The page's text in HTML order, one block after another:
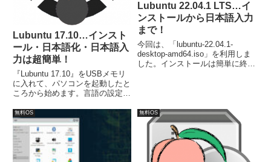
Lubuntu 17.10…インスト
ール・日本語化・日本語入
力は超簡単！
『Lubuntu 17.10』をUSBメモリ
に入れて、パソコンを起動したと
ころから始めます。言語の設定画
面で「Lubuntuをインストール」
を選択。流れに乗っていけば簡単
にインストールが完了します。ま
た、すでに日本語入力もできる状
態になっています。
Lubuntu 22.04.1 LTS…イ
ンストールから日本語入力
まで！
今回は、「lubuntu-22.04.1-
desktop-amd64.iso」を利用しま
した。インストールは簡単に終了
無料OS 無料OS